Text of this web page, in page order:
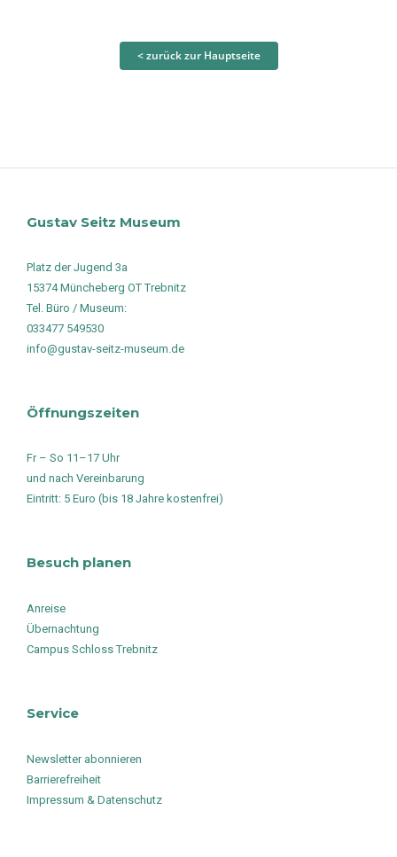
< zurück zur Hauptseite
Gustav Seitz Museum
Platz der Jugend 3a
15374 Müncheberg OT Trebnitz
Tel. Büro / Museum:
033477 549530
info@gustav-seitz-museum.de
Öffnungszeiten
Fr – So 11–17 Uhr
und nach Vereinbarung
Eintritt: 5 Euro (bis 18 Jahre kostenfrei)
Besuch planen
Anreise
Übernachtung
Campus Schloss Trebnitz
Service
Newsletter abonnieren
Barrierefreiheit
Impressum & Datenschutz